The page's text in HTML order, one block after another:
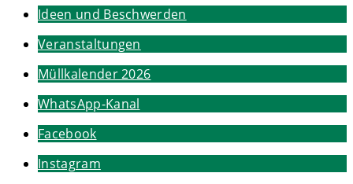
Ideen und Beschwerden
Veranstaltungen
Müllkalender 2026
WhatsApp-Kanal
Facebook
Instagram